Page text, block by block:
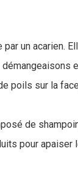
un acarien.
poils sur la
de
pour apaiser